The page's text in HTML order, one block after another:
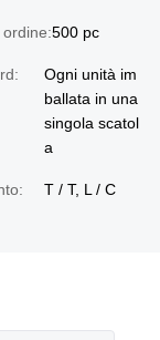
500 pc
Ogni unità im
ballata in una
singola scatol
a
T / T, L / C